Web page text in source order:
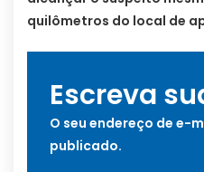
quilômetros do local de
Escreva
O seu endereço de e-
publicado.